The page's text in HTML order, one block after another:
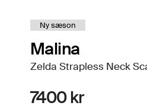
Ny sæson
Malina
Zelda Strapless Neck
7400 kr